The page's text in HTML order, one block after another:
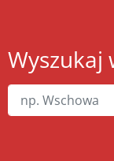
Wyszukaj